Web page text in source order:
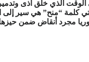
الوقت الذي خلق أذى
كلمة “منح” هي سير إلى
مجرد أنقاض ضمن حيزها